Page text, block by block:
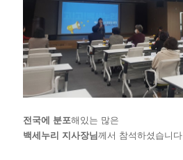
전국에 분포해있는 많은
백세누리 지사장님께서 참석하셨습니다